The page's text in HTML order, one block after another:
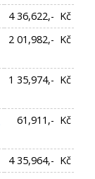
4 36,622,- Kč
2 01,982,- Kč
1 35,974,- Kč
61,911,- Kč
4 35,964,- Kč